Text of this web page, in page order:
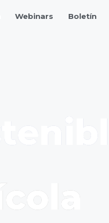
Webinars Boletín